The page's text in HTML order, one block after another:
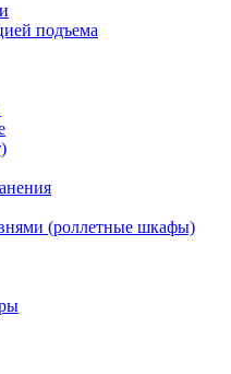
подъема
(роллетные шкафы)